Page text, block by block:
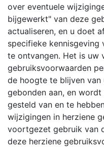
over eventuele
bijgewerkt" van deze
actualiseren, en u doet
specifieke kennisgeving
te ontvangen. Het is uw
gebruiksvoorwaarden
de hoogte te blijven
gebonden aan, en
gesteld van en te
wijzigingen in herziene
voortgezet gebruik van
deze herziene